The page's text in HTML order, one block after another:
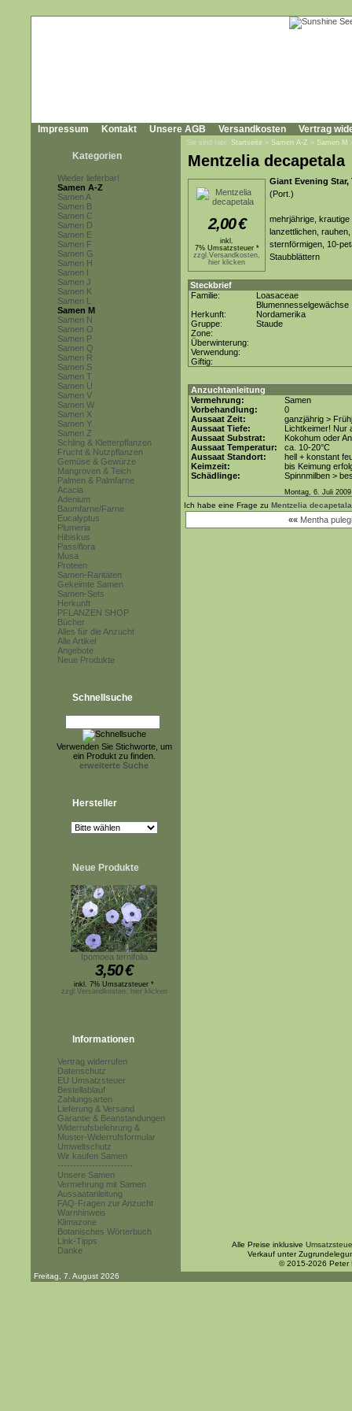
Impressum Kontakt Unsere AGB Versandkosten Vertrag
Kategorien
Wieder lieferbar!
Samen A-Z
Samen A
Samen B
Samen C
Samen D
Samen E
Samen F
Samen G
Samen H
Samen I
Samen J
Samen K
Samen L
Samen M
Samen N
Samen O
Samen P
Samen Q
Samen R
Samen S
Samen T
Samen U
Samen V
Samen W
Samen X
Samen Y
Samen Z
Schling & Kletterpflanzen
Frucht & Nutzpflanzen
Gemüse & Gewürze
Mangroven & Teich
Palmen & Palmfarne
Acacia
Adenium
Baumfarne/Farne
Eucalyptus
Plumeria
Hibiskus
Passiflora
Musa
Proteen
Samen-Raritäten
Gekeimte Samen
Samen-Sets
Herkunft
PFLANZEN SHOP
Bücher
Alles für die Anzucht
Alle Artikel
Angebote
Neue Produkte
Schnellsuche
Verwenden Sie Stichworte, um
ein Produkt zu finden.
erweiterte Suche
Hersteller
Neue Produkte
Ipomoea ternifolia
3,50€
inkl. 7% Umsatzsteuer *
zzgl.Versandkosten, hier klicken
Informationen
Vertrag widerrufen
Datenschutz
EU Umsatzsteuer
Bestellablauf
Zahlungsarten
Lieferung & Versand
Garantie & Beanstandungen
Widerrufsbelehrung &
Muster-Widerrufsformular
Umweltschutz
Wir kaufen Samen
------------------------
Unsere Samen
Vermehrung mit Samen
Aussaatanleitung
FAQ-Fragen zur Anzucht
Warnhinweis
Klimazone
Botanisches Wörterbuch
Link-Tipps
Danke
Sie sind hier: Startseite » Samen A-Z » Samen M
Mentzelia decapetala
2,00€
inkl.
7% Umsatzsteuer *
zzgl.Versandkosten,
hier klicken
Giant Evening
(Port.)
mehrjährige,
lanzettlichen,
sternförmigen, 10-
Staubblättern
Steckbrief
Familie:
Loasaceae
Blumennesselgewächse
Herkunft:
Nordamerika
Gruppe:
Staude
Zone:
Überwinterung:
Verwendung:
Giftig:
Anzuchtanleitung
Vermehrung:
Samen
Vorbehandlung:
0
Aussaat Zeit:
ganzjährig >
Aussaat Tiefe:
Lichtkeimer! Nur
Aussaat Substrat:
Kokohum oder
Aussaat Temperatur:
ca. 10-20°C
Aussaat Standort:
hell + konstant
Keimzeit:
bis Keimung
Schädlinge:
Spinnmilben >
Montag, 6. Juli 2009
Ich habe eine Frage zu Mentzelia decapetala
«« Mentha
Alle Preise inklusive
Verkauf unter
© 2015-2026 Peter
Freitag, 7. August 2026